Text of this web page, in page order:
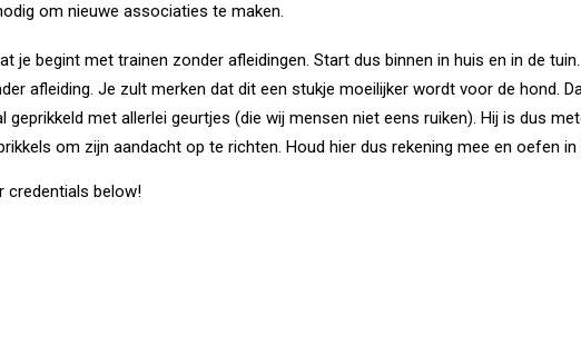
om nieuwe associaties te maken.
je begint met trainen zonder afleidingen. Start dus binnen in huis en in de tuin.
afleiding. Je zult merken dat dit een stukje moeilijker wordt voor de hond.
met allerlei geurtjes (die wij mensen niet eens ruiken). Hij is dus
om zijn aandacht op te richten. Houd hier dus rekening mee en oefen in
credentials below!